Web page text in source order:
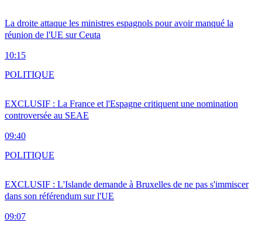
La droite attaque les ministres espagnols pour avoir manqué la
réunion de l'UE sur Ceuta
10:15
EXCLUSIF : La France et l'Espagne critiquent une nomination
controversée au SEAE
09:40
POLITIQUE
EXCLUSIF : L'Islande demande à Bruxelles de ne pas s'immiscer
dans son référendum sur l'UE
09:07
POLITIQUE